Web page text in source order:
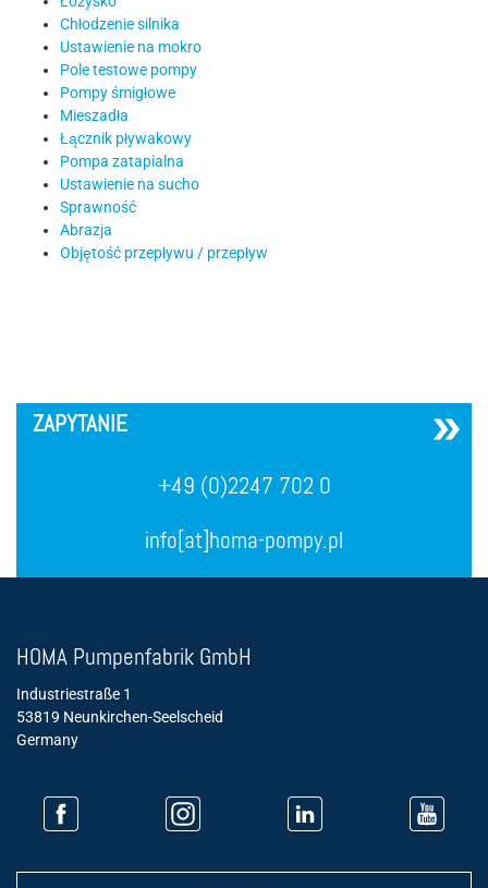
Chłodzenie silnika
Ustawienie na mokro
Pole testowe pompy
Pompy śmigłowe
Mieszadła
Łącznik pływakowy
Pompa zatapialna
Ustawienie na sucho
Sprawność
Abrazja
Objętość przepływu / przepływ
ZAPYTANIE
+49 (0)2247 702 0
info[at]homa-pompy.pl
HOMA Pumpenfabrik GmbH
Industriestraße 1
53819 Neunkirchen-Seelscheid
Germany